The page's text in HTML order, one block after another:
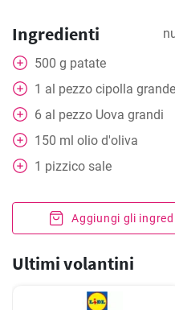
Ingredienti
500 g patate
1 al pezzo cipolla grande
6 al pezzo Uova grandi
150 ml olio d'oliva
1 pizzico sale
Aggiungi gli
Ultimi volantini